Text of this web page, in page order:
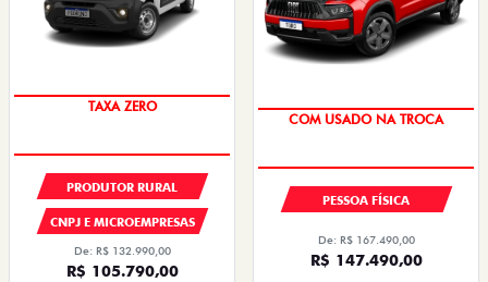
TAXA ZERO
PRODUTOR RURAL
CNPJ E MICROEMPRESAS
De: R$ 132.990,00
R$ 105.790,00
OPORTUNIDADE
PESSOA FÍSICA
De: R$ 167.490,00
R$ 147.490,00